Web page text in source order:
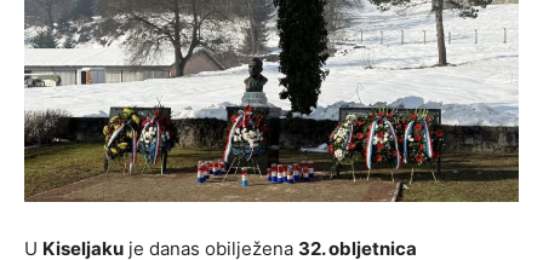
U Kiseljaku je danas obilježena 32. obljetnica